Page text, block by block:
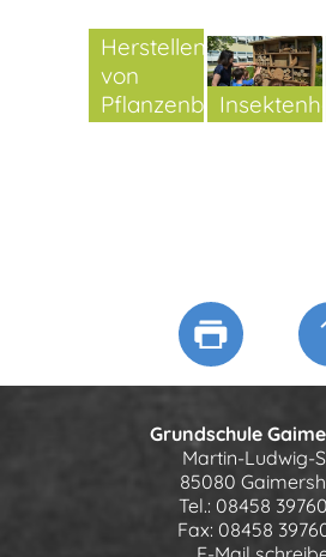
Herstellen
von
Pflanzenbomben
Grundschule
Martin-Ludwig-
85080
Tel.: 08458
Fax: 08458